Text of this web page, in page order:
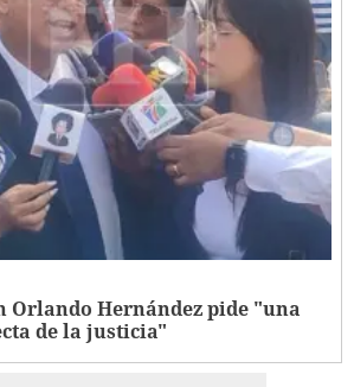
Orlando Hernández pide "una
de la justicia"